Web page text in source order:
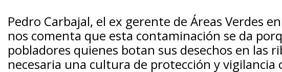
Pedro Carbajal, el ex gerente de Áreas Verdes
nos comenta que esta contaminación se da
pobladores quienes botan sus desechos en las
necesaria una cultura de protección y